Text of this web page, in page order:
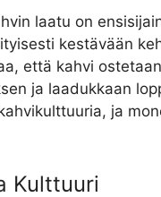
laatu on
kestävään
että kahvi
ja laadukkaan
ja
Kulttuuri